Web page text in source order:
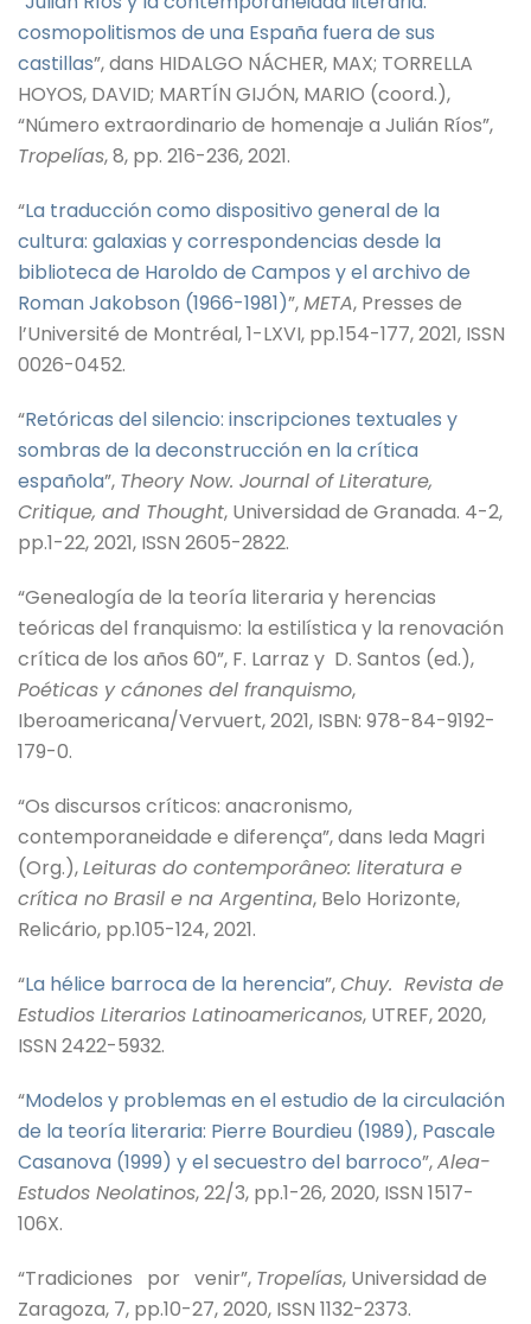
cosmopolitismos de una España fuera de sus
castillas”, dans HIDALGO NÁCHER, MAX; TORRELLA
HOYOS, DAVID; MARTÍN GIJÓN, MARIO (coord.),
“Número extraordinario de homenaje a Julián Ríos”,
Tropelías, 8, pp. 216-236, 2021.
“La traducción como dispositivo general de la
cultura: galaxias y correspondencias desde la
biblioteca de Haroldo de Campos y el archivo de
Roman Jakobson (1966-1981)”,META, Presses de
l’Université de Montréal, 1-LXVI, pp.154-177, 2021, ISSN
0026-0452.
“Retóricas del silencio: inscripciones textuales y
sombras de la deconstrucción en la crítica
española”, Theory Now. Journal of Literature,
Critique, and Thought, Universidad de Granada. 4-2,
pp.1-22, 2021, ISSN 2605-2822.
“Genealogía de la teoría literaria y herencias
teóricas del franquismo: la estilística y la renovación
crítica de los años 60”, F. Larraz y D. Santos (ed.),
Poéticas y cánones del franquismo,
Iberoamericana/Vervuert, 2021, ISBN: 978-84-9192-
179-0.
“Os discursos críticos: anacronismo,
contemporaneidade e diferença”, dans Ieda Magri
(Org.),Leituras do contemporâneo: literatura e
crítica no Brasil e na Argentina, Belo Horizonte,
Relicário, pp.105-124, 2021.
“La hélice barroca de la herencia”,Chuy. Revista de
Estudios Literarios Latinoamericanos, UTREF, 2020,
ISSN 2422-5932.
“Modelos y problemas en el estudio de la circulación
de la teoría literaria: Pierre Bourdieu (1989), Pascale
Casanova (1999) y el secuestro del barroco”,Alea-
Estudos Neolatinos, 22/3, pp.1-26, 2020, ISSN 1517-
106X.
“Tradiciones por venir”, Tropelías, Universidad de
Zaragoza, 7, pp.10-27, 2020, ISSN 1132-2373.